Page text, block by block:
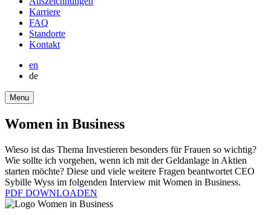
Karriere
FAQ
Stand­orte
Kontakt
en
de
Menu
Women in Business
Wieso ist das Thema Investieren beson­ders für Frauen so wichtig?
Wie sollte ich vorgehen, wenn ich mit der Geldan­lage in Aktien
starten möchte? Diese und viele weitere Fragen beant­wortet CEO
Sybille Wyss im folgenden Inter­view mit Women in Business.
PDF DOWNLOADEN